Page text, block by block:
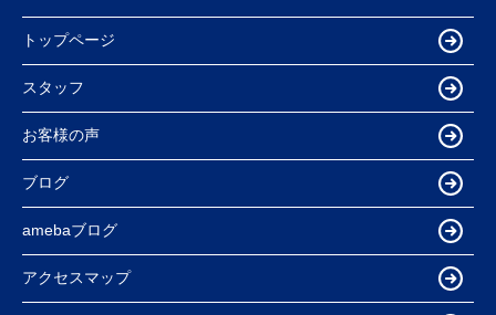
トップページ
スタッフ
お客様の声
ブログ
amebaブログ
アクセスマップ